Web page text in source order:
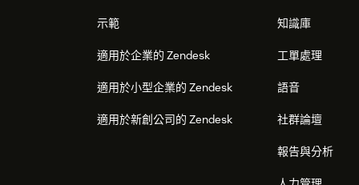
示範
適用於企業的 Zendesk
適用於小型企業的 Zendesk
適用於新創公司的 Zendesk
知識庫
工單處理
語音
社群論壇
報告與分析